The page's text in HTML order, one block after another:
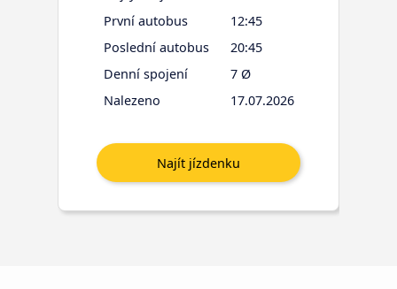
První autobus
12:45
Poslední autobus
20:45
Denní spojení
7 Ø
Nalezeno
17.07.2026